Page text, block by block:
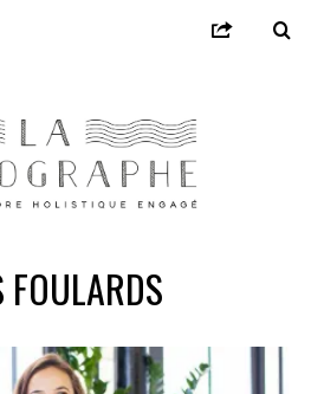
FOULARDS